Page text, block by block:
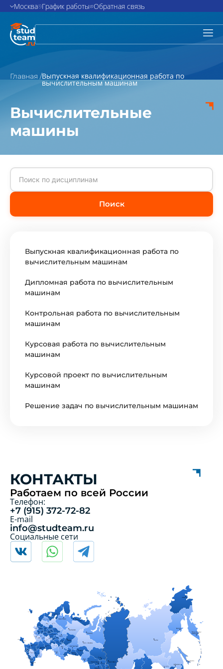
Москва График работы Обратная связь
Главная /Выпускная квалификационная работа по
вычислительным машинам
Вычислительные
машины
Поиск
Выпускная квалификационная работа по
вычислительным машинам
Дипломная работа по вычислительным
машинам
Контрольная работа по вычислительным
машинам
Курсовая работа по вычислительным
машинам
Курсовой проект по вычислительным
машинам
Решение задач по вычислительным машинам
КОНТАКТЫ
Работаем по всей России
Телефон:
+7 (915) 372-72-82
E-mail
info@studteam.ru
Социальные сети